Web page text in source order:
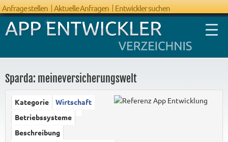
Anfrage stellen Aktuelle Anfragen Entwickler suchen
Sparda: meineversicherungswelt
Kategorie
Wirtschaft
Betriebssysteme
Beschreibung